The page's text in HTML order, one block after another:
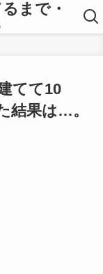
まで・
てて10
結果は…。